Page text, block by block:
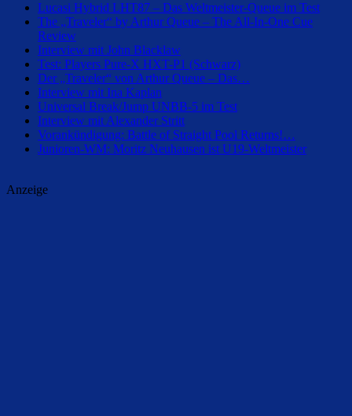
Lucasi Hybrid LHT87 – Das Weltmeister-Queue im Test
The „Traveler“ by Arthur Queue – The All-In-One Cue
Review
Interview mit John Blacklaw
Test: Players Pure-X HXT-P1 (Schwarz)
Der „Traveler“ von Arthur Queue – Das…
Interview mit Ina Kaplan
Universal Break/Jump UNBB-5 im Test
Interview mit Alexander Stritt
Vorankündigung: Battle of Straight Pool Returns!…
Junioren-WM: Moritz Neuhausen ist U19-Weltmeister
Anzeige